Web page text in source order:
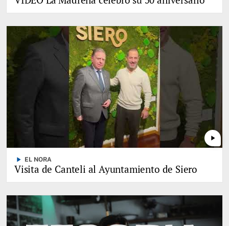
play_arrow
play_arrow EL NORA
Visita de Canteli al Ayuntamiento de Siero